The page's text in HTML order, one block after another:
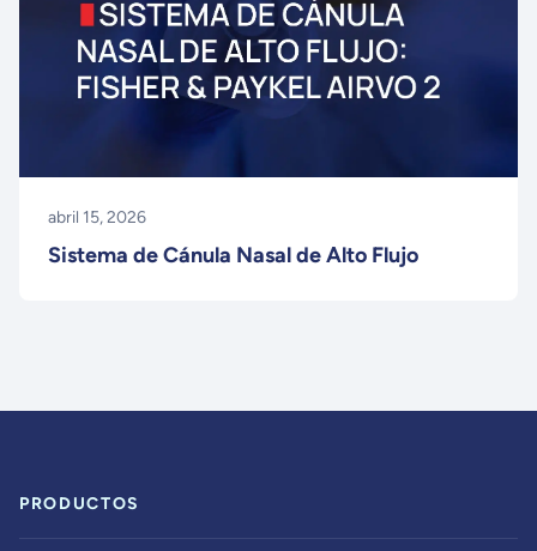
abril 15, 2026
Sistema de Cánula Nasal de Alto Flujo
PRODUCTOS